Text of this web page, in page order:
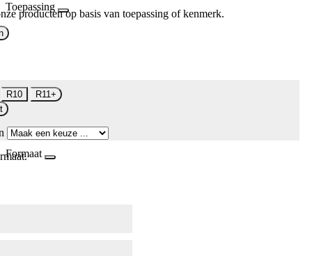
Toepassing
producten op basis van toepassing of kenmerk.
R10
R11+
Formaat